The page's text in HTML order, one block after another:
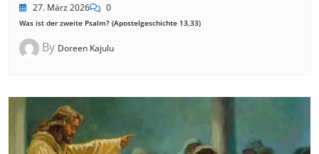
27. März 2026 0
Was ist der zweite Psalm? (Apostelgeschichte 13,33)
By Doreen Kajulu